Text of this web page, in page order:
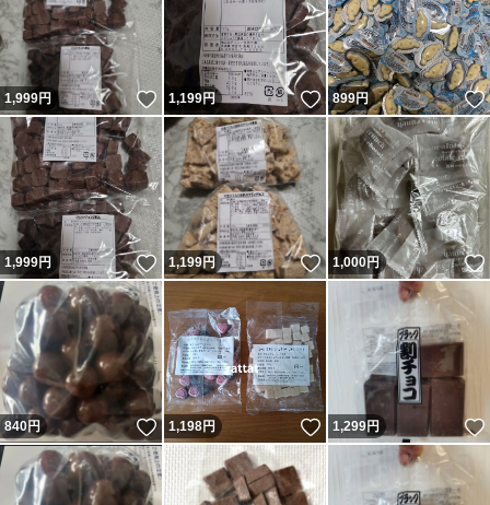
1,999円 いいね！
1,199円 いいね！
899円
1,999円 いいね！
1,199円 いいね！
1,000円
840円 いいね！
1,198円 いいね！
1,299円